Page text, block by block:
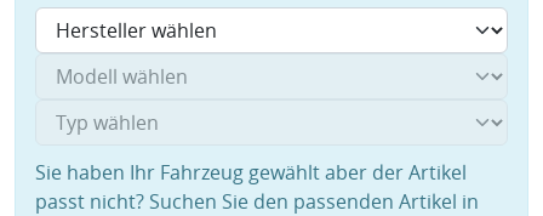
Sie haben Ihr Fahrzeug gewählt aber der Artikel
passt nicht? Suchen Sie den passenden Artikel in